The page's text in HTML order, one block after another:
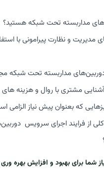
مداربسته تحت شبکه هستید؟
مدیریت و نظارت پیرامونی با
دوربین‌های مداربسته تحت شبکه
آشنایی مشتری با روال و هزینه
که بعنوان پیش نیاز الزامی
از فرایند اجرای سرویس
نیاز شما برای بهبود و افزایش